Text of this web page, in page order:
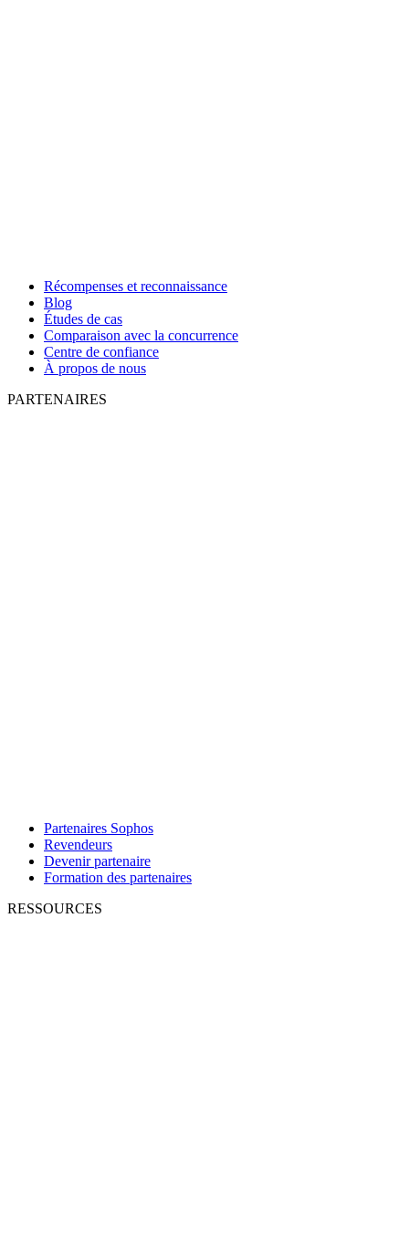
Récompenses et reconnaissance
Blog
Études de cas
Comparaison avec la concurrence
Centre de confiance
À propos de nous
PARTENAIRES
Partenaires Sophos
Revendeurs
Devenir partenaire
Formation des partenaires
RESSOURCES